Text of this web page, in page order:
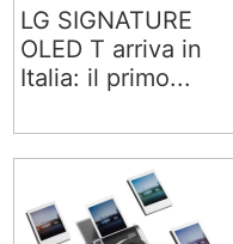
LG SIGNATURE
OLED T arriva in
Italia: il primo...